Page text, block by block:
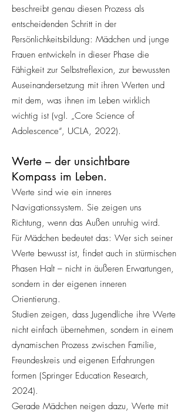
beschreibt genau diesen Prozess als
entscheidenden Schritt in der
Persönlichkeitsbildung: Mädchen und junge
Frauen entwickeln in dieser Phase die
Fähigkeit zur Selbstreflexion, zur bewussten
Auseinandersetzung mit ihren Werten und
mit dem, was ihnen im Leben wirklich
wichtig ist (vgl. „Core Science of
Adolescence“, UCLA, 2022).
Werte – der unsichtbare
Kompass im Leben.
Werte sind wie ein inneres
Navigationssystem. Sie zeigen uns
Richtung, wenn das Außen unruhig wird.
Für Mädchen bedeutet das: Wer sich seiner
Werte bewusst ist, findet auch in stürmischen
Phasen Halt – nicht in äußeren Erwartungen,
sondern in der eigenen inneren
Orientierung.
Studien zeigen, dass Jugendliche ihre Werte
nicht einfach übernehmen, sondern in einem
dynamischen Prozess zwischen Familie,
Freundeskreis und eigenen Erfahrungen
formen (Springer Education Research,
2024).
Gerade Mädchen neigen dazu, Werte mit